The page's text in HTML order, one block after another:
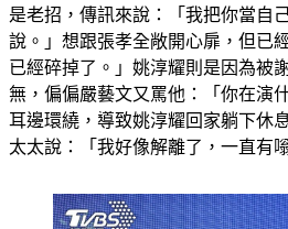
是老招，傳訊來說：「我把你當自
說。」想跟張孝全敞開心扉，但已
已經碎掉了。」姚淳耀則是因為被
無，偏偏嚴藝文又罵他：「你在演
耳邊環繞，導致姚淳耀回家躺下休
太太說：「我好像解離了，一直有